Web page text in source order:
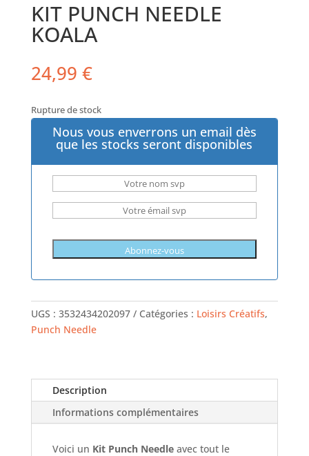
KIT PUNCH NEEDLE
KOALA
24,99 €
Rupture de stock
Nous vous enverrons un email dès
que les stocks seront disponibles
UGS : 3532434202097 Catégories : Loisirs Créatifs,
Punch Needle
Description
Informations complémentaires
Voici un Kit Punch Needleavec tout le